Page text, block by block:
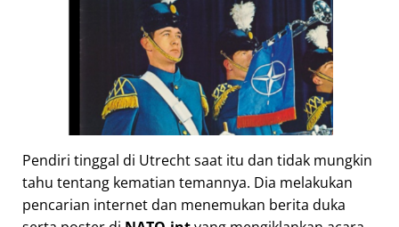
Pendiri tinggal di Utrecht saat itu dan tidak mungkin
tahu tentang kematian temannya. Dia melakukan
pencarian internet dan menemukan berita duka